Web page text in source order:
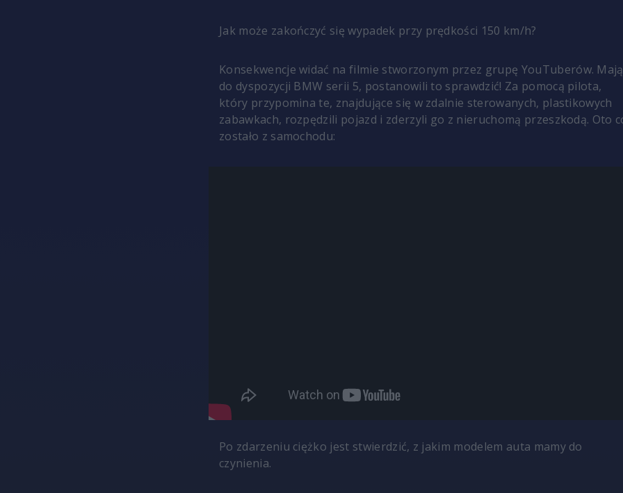
Jak może zakończyć się wypadek przy prędkości 150 km/h?
Konsekwencje widać na filmie stworzonym przez grupę YouTuberów.
do dyspozycji BMW serii 5, postanowili to sprawdzić! Za pomocą pilota,
który przypomina te, znajdujące się w zdalnie sterowanych, plastikowych
zabawkach, rozpędzili pojazd i zderzyli go z nieruchomą przeszkodą. Oto
zostało z samochodu:
Po zdarzeniu ciężko jest stwierdzić, z jakim modelem auta mamy do
czynienia.